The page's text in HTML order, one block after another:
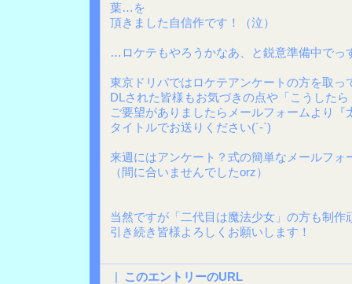
葉…を
頂きました自信作です！（泣）
…ロケテもやろうかなあ、と鋭意準備中でっ
東京ドリパではロケテアンケートの方を取っ
DLされた皆様もお気づきの点や「こうした
ご要望がありましたらメールフォームより『
タイトルでお送りください(´-`)
来週にはアンケート？式の簡単なメールフォ
（間に合いませんでしたorz）
当然ですが「二代目は魔法少女」の方も制作
引き続き皆様よろしくお願いします！
| このエントリーのURL